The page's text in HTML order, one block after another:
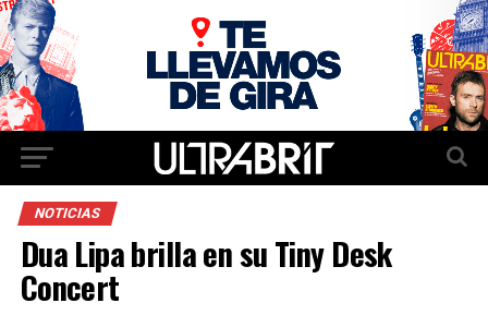
NOTICIAS
Dua Lipa brilla en su Tiny Desk
Concert